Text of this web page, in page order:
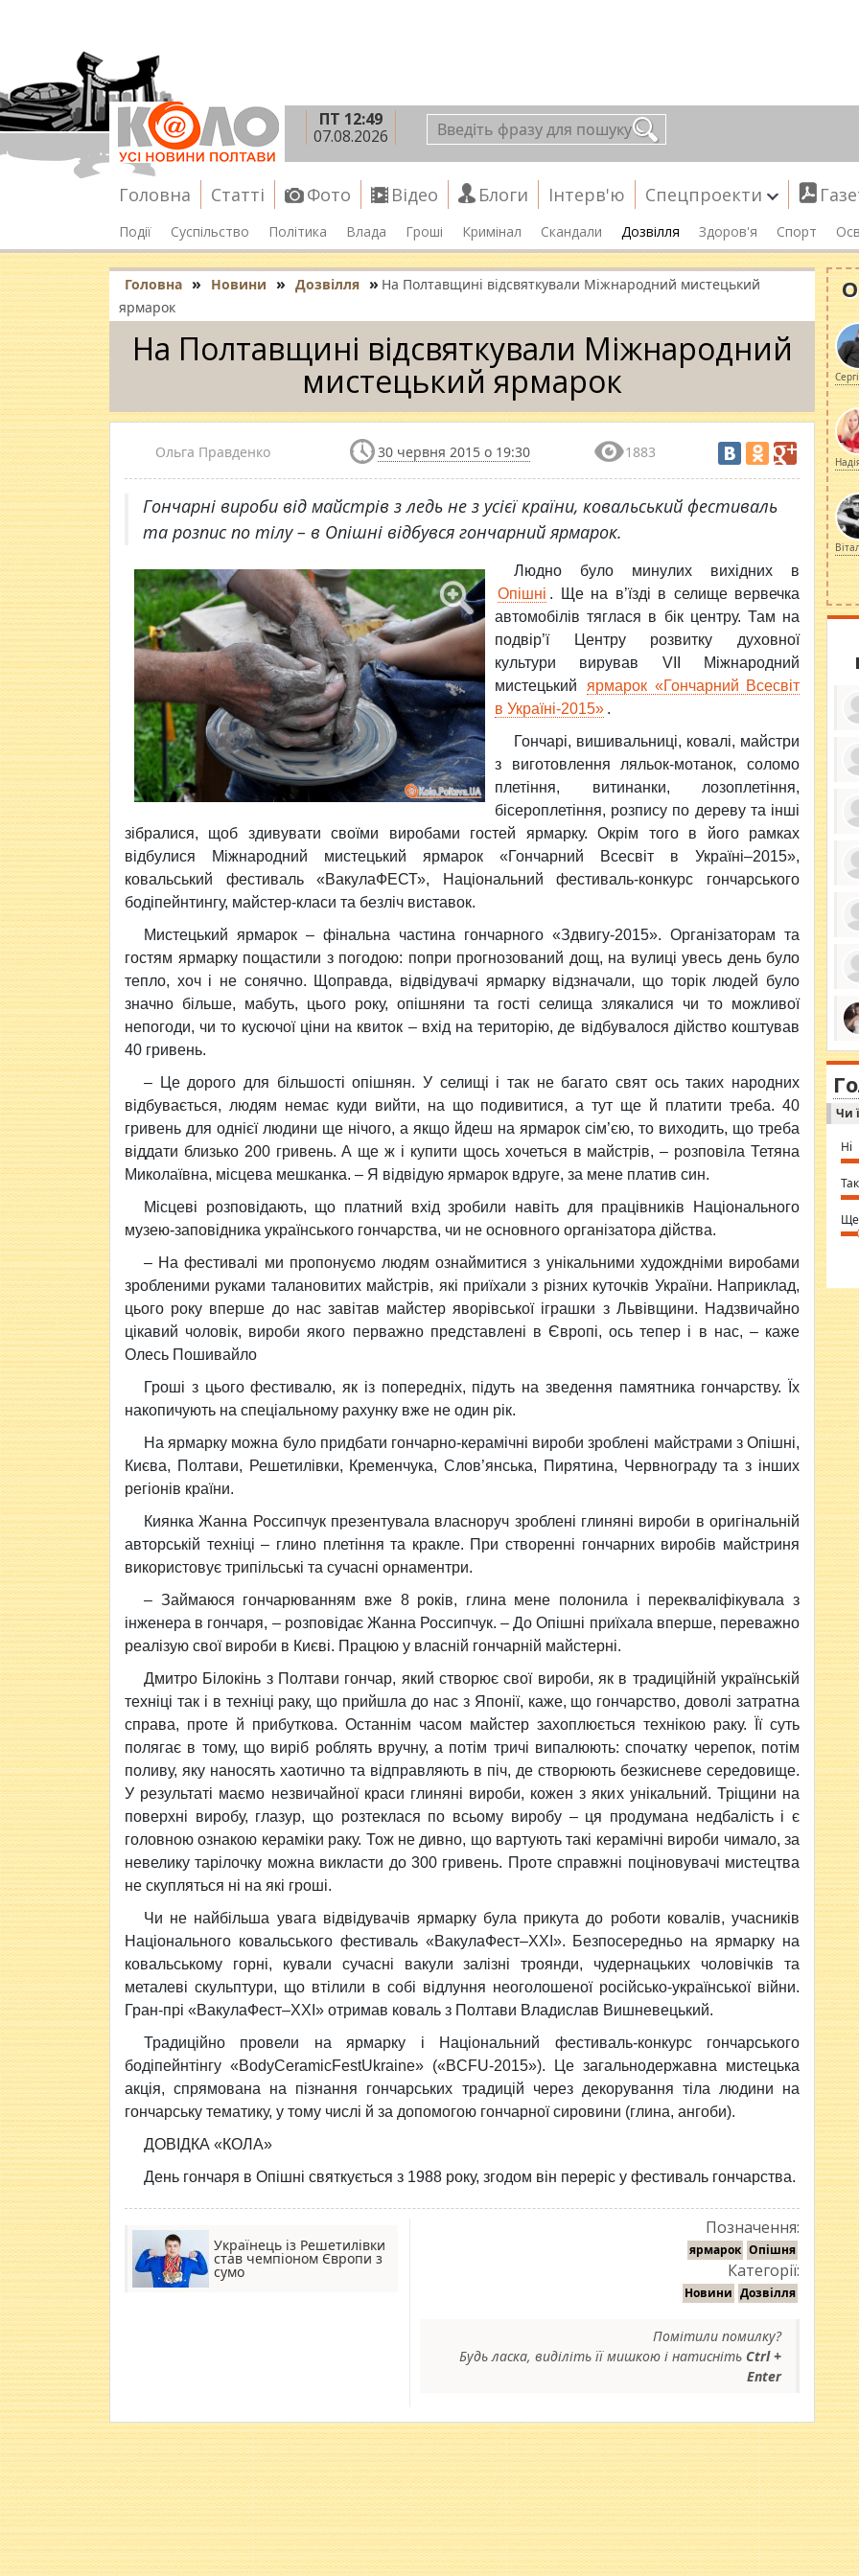
ПТ 12:49
07.08.2026
Головна Статті Фото Відео Блоги Інтерв'ю Спецпроекти
Події Суспільство Політика Влада Гроші Кримінал Скандали Дозвілля Здоров'я Спорт
Головна » Новини » Дозвілля » На Полтавщині відсвяткували Міжнародний мистецький
ярмарок
На Полтавщині відсвяткували Міжнародний
мистецький ярмарок
Ольга Правденко 30 червня 2015 о 19:30 1883
Гончарні вироби від майстрів з ледь не з усієї країни, ковальський фестиваль
та розпис по тілу – в Опішні відбувся гончарний ярмарок.
Людно було минулих вихідних в
Опішні . Ще на в’їзді в селище вервечка
автомобілів тяглася в бік центру. Там на
подвір’ї Центру розвитку духовної
культури вирував VII Міжнародний
мистецький
ярмарок «Гончарний Всесвіт
в Україні-2015» .
Гончарі, вишивальниці, ковалі, майстри
з виготовлення ляльок-мотанок, соломо
плетіння, витинанки, лозоплетіння,
бісероплетіння, розпису по дереву та інші
зібралися, щоб здивувати своїми виробами гостей ярмарку. Окрім того в його рамках
відбулися Міжнародний мистецький ярмарок «Гончарний Всесвіт в Україні–2015»,
ковальський фестиваль «ВакулаФЕСТ», Національний фестиваль-конкурс гончарського
бодіпейнтингу, майстер-класи та безліч виставок.
Мистецький ярмарок – фінальна частина гончарного «Здвигу-2015». Організаторам та
гостям ярмарку пощастили з погодою: попри прогнозований дощ, на вулиці увесь день було
тепло, хоч і не сонячно. Щоправда, відвідувачі ярмарку відзначали, що торік людей було
значно більше, мабуть, цього року, опішняни та гості селища злякалися чи то можливої
непогоди, чи то кусючої ціни на квиток – вхід на територію, де відбувалося дійство коштував
40 гривень.
– Це дорого для більшості опішнян. У селищі і так не багато свят ось таких народних
відбувається, людям немає куди вийти, на що подивитися, а тут ще й платити треба. 40
гривень для однієї людини ще нічого, а якщо йдеш на ярмарок сім’єю, то виходить, що треба
віддати близько 200 гривень. А ще ж і купити щось хочеться в майстрів, – розповіла Тетяна
Миколаївна, місцева мешканка. – Я відвідую ярмарок вдруге, за мене платив син.
Місцеві розповідають, що платний вхід зробили навіть для працівників Національного
музею-заповідника українського гончарства, чи не основного організатора дійства.
– На фестивалі ми пропонуємо людям ознаймитися з унікальними худождніми виробами
зробленими руками талановитих майстрів, які приїхали з різних куточків України. Наприклад,
цього року вперше до нас завітав майстер яворівської іграшки з Львівщини. Надзвичайно
цікавий чоловік, вироби якого перважно представлені в Європі, ось тепер і в нас, – каже
Олесь Пошивайло
Гроші з цього фестивалю, як із попередніх, підуть на зведення памятника гончарству. Їх
накопичують на спеціальному рахунку вже не один рік.
На ярмарку можна було придбати гончарно-керамічні вироби зроблені майстрами з Опішні,
Києва, Полтави, Решетилівки, Кременчука, Слов’янська, Пирятина, Червнограду та з інших
регіонів країни.
Киянка Жанна Россипчук презентувала власноруч зроблені глиняні вироби в оригінальній
авторській техніці – глино плетіння та кракле. При створенні гончарних виробів майстриня
використовує трипільські та сучасні орнаментри.
– Займаюся гончарюванням вже 8 років, глина мене полонила і перекваліфікувала з
інженера в гончаря, – розповідає Жанна Россипчук. – До Опішні приїхала вперше, переважно
реалізую свої вироби в Києві. Працюю у власній гончарній майстерні.
Дмитро Білокінь з Полтави гончар, який створює свої вироби, як в традиційній українській
техніці так і в техніці раку, що прийшла до нас з Японії, каже, що гончарство, доволі затратна
справа, проте й прибуткова. Останнім часом майстер захоплюється технікою раку. Її суть
полягає в тому, що виріб роблять вручну, а потім тричі випалюють: спочатку черепок, потім
поливу, яку наносять хаотично та відправляють в піч, де створюють безкисневе середовище.
У результаті маємо незвичайної краси глиняні вироби, кожен з яких унікальний. Тріщини на
поверхні виробу, глазур, що розтеклася по всьому виробу – ця продумана недбалість і є
головною ознакою кераміки раку. Тож не дивно, що вартують такі керамічні вироби чимало, за
невелику тарілочку можна викласти до 300 гривень. Проте справжні поціновувачі мистецтва
не скупляться ні на які гроші.
Чи не найбільша увага відвідувачів ярмарку була прикута до роботи ковалів, учасників
Національного ковальського фестиваль «ВакулаФест–XXI». Безпосередньо на ярмарку на
ковальському горні, кували сучасні вакули залізні троянди, чудернацьких чоловічків та
металеві скульптури, що втілили в собі відлуння неоголошеної російсько-української війни.
Гран-прі «ВакулаФест–XXI» отримав коваль з Полтави Владислав Вишневецький.
Традиційно провели на ярмарку і Національний фестиваль-конкурс гончарського
бодіпейнтінгу «BodyCeramicFestUkraine» («BСFU-2015»). Це загальнодержавна мистецька
акція, спрямована на пізнання гончарських традицій через декорування тіла людини на
гончарську тематику, у тому числі й за допомогою гончарної сировини (глина, ангоби).
ДОВІДКА «КОЛА»
День гончаря в Опішні святкується з 1988 року, згодом він переріс у фестиваль гончарства.
Українець із Решетилівки
став чемпіоном Європи з
сумо
Позначення:
ярмарок Опішня
Категорії:
Новини Дозвілля
Помітили помилку?
Будь ласка, виділіть її мишкою і натисніть Ctrl +
Enter
за
ми
in
⇒
Чи
Ні
Так
Ще